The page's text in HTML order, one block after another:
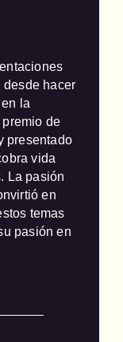
desde hacer
la
de
presentado
vida
La pasión
en
temas
pasión en